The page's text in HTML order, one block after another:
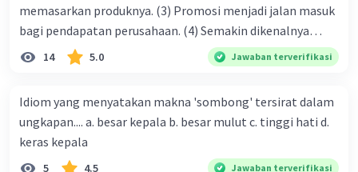
memasarkan produknya. (3) Promosi menjadi jalan masuk
bagi pendapatan perusahaan. (4) Semakin dikenalnya
suatu produk oleh konsumen, semakin besar pula peluang
perusahaan kepada konsumen. Urutan yang tepat agar
menjadi teks eksposisi yang padu adalah .... A. (1)-(2)-(3)-
(4)-(5) B. (2)-(1)-(3)-(4)-(5) C. (3)-(1)-(2)-(5)-(4) D. (3)-(5)-
14 5.0 Jawaban terverifikasi
Idiom yang menyatakan makna 'sombong' tersirat dalam
ungkapan.... a. besar kepala b. besar mulut c. tinggi hati d.
keras kepala
5 4.5 Jawaban terverifikasi